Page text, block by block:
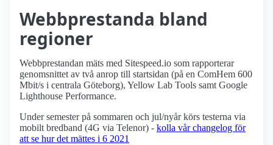
Webbprestanda bland
regioner
Webbprestandan mäts med Sitespeed.io som rapporterar
genomsnittet av två anrop till startsidan (på en ComHem 600
Mbit/s i centrala Göteborg), Yellow Lab Tools samt Google
Lighthouse Performance.
Under semester på sommaren och jul/nyår körs testerna via
mobilt bredband (4G via Telenor) - kolla vår changelog för
att se hur det mättes i 6 2021